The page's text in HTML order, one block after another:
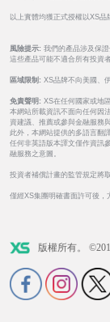
以上實體均獲正式授權以XS品
風險提示: 我們的產品涉及保
這些產品可能不適合所有投資
區域限制: XS品牌不向美國、
免責聲明: XS在任何國家或地
本網站所載資訊不面向任何因
資建議、推薦或參與金融服務
此外，本網站提供的多語言翻
任何非英語版本譯文僅作資訊
融服務之意圖。
投資者補償計畫的監管規定將
僅經XS集團明確書面許可後，
版權所有。